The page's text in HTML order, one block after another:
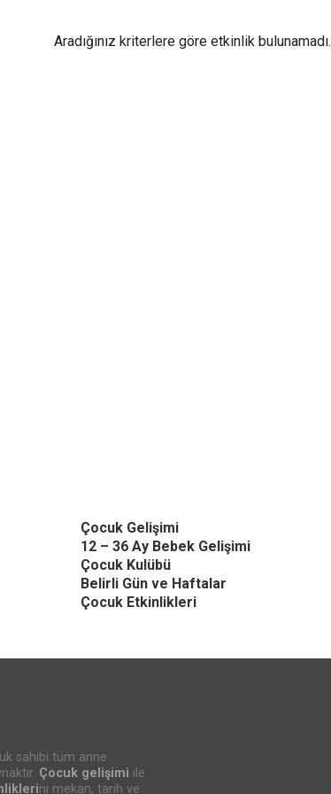
Aradığınız kriterlere göre etkinlik bulunamadı.
Çocuk Gelişimi
12 – 36 Ay Bebek Gelişimi
Çocuk Kulübü
Belirli Gün ve Haftalar
Çocuk Etkinlikleri
sahibi tüm anne
Çocuk gelişimi ile
ni mekan, tarih ve